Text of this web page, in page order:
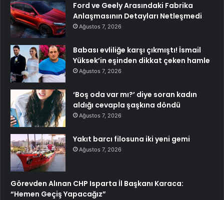
Ford ve Geely Arasındaki Fabrika
Anlaşmasının Detayları Netleşmedi
Ağustos 7, 2026
Babası evliliğe karşı çıkmıştı! İsmail
Yüksek’in eşinden dikkat çeken hamle
Ağustos 7, 2026
‘Boş oda var mı?’ diye soran kadın
aldığı cevapla şaşkına döndü
Ağustos 7, 2026
Yakıt barcı filosuna iki yeni gemi
Ağustos 7, 2026
Görevden Alınan CHP Isparta İl Başkanı Karaca:
“Hemen Geçiş Yapacağız”